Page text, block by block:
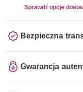
Sprawdź opcje
Bezpieczna
Gwarancja